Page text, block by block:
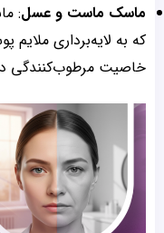
ماسک ماست و عسل:
که به لایه‌برداری
خاصیت مرطوب‌کنندگی